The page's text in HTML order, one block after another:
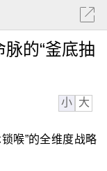
的“釜底抽
小 大
喉”的全维度战略